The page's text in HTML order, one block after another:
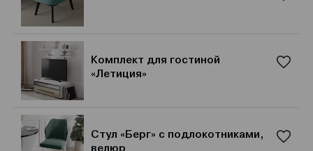
Комплект для гостиной
«Летиция»
Стул «Берг» с подлокотниками,
велюр